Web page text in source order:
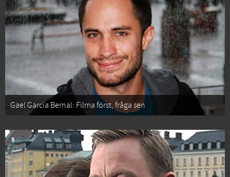
Gael García Bernal: Filma först, fråga sen